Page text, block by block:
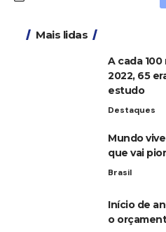
Mais lidas
A cada
2022, 65
estudo
Destaques
Mundo
que vai
Brasil
Início de
o